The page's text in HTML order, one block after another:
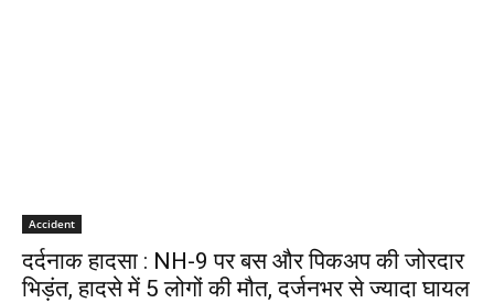
Accident
दर्दनाक हादसा : NH-9 पर बस और पिकअप की जोरदार
भिड़ंत, हादसे में 5 लोगों की मौत, दर्जनभर से ज्यादा घायल